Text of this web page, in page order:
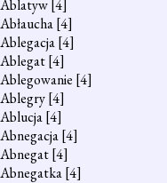
Ablatyw[4]
Abłaucha[4]
Ablegacja[4]
Ablegat[4]
Ablegowanie [4]
Ablegry[4]
Ablucja[4]
Abnegacja[4]
Abnegat[4]
Abnegatka[4]